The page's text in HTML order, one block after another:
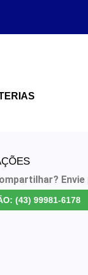
Envie
(43) 99981-6178